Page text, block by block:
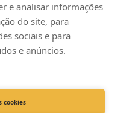
e analisar informações
do site, para
sociais e para
e anúncios.
cookies